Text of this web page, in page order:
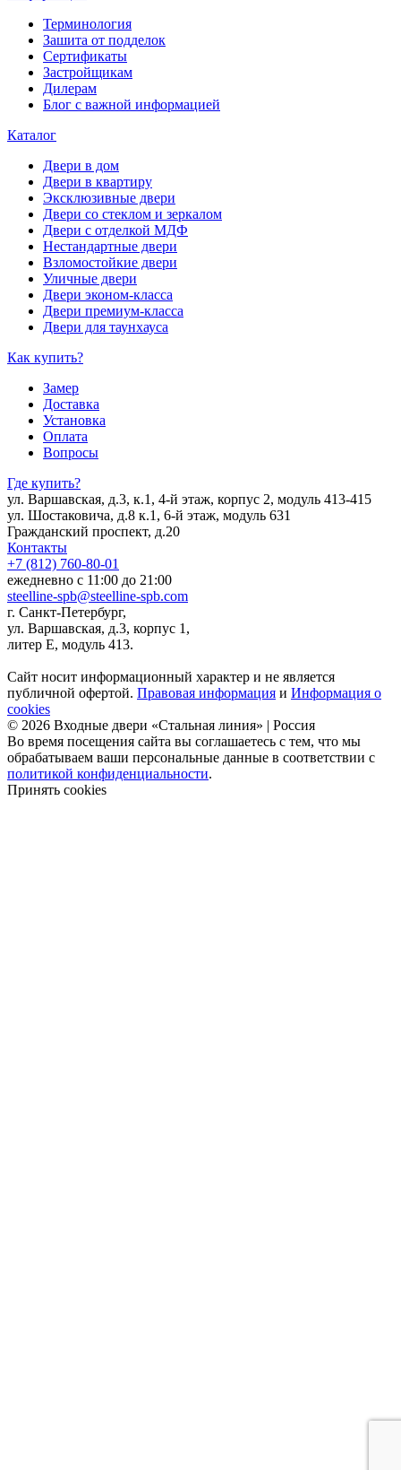
Терминология
Зашита от подделок
Сертификаты
Застройщикам
Дилерам
Блог с важной информацией
Каталог
Двери в дом
Двери в квартиру
Эксклюзивные двери
Двери со стеклом и зеркалом
Двери с отделкой МДФ
Нестандартные двери
Взломостойкие двери
Уличные двери
Двери эконом-класса
Двери премиум-класса
Двери для таунхауса
Как купить?
Замер
Доставка
Установка
Оплата
Вопросы
Где купить?
ул. Варшавская, д.3, к.1, 4-й этаж, корпус 2, модуль 413-415
ул. Шостаковича, д.8 к.1, 6-й этаж, модуль 631
Гражданский проспект, д.20
Контакты
+7 (812) 760-80-01
ежедневно с 11:00 до 21:00
steelline-spb@steelline-spb.com
г. Санкт-Петербург,
ул. Варшавская, д.3, корпус 1,
литер Е, модуль 413.
Сайт носит информационный характер и не является
публичной офертой. Правовая информация и Информация о
cookies
© 2026 Входные двери «Стальная линия» | Россия
Во время посещения сайта вы соглашаетесь с тем, что мы
обрабатываем ваши персональные данные в соответствии с
политикой конфиденциальности.
Принять cookies